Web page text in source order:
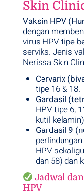
Skin
Vaksin HPV
dengan
virus HPV tipe
serviks. Jenis
Nerissa Skin
Cervarix
tipe 16 & 18.
Gardasil
HPV tipe 6,
kutil
Gardasil 9
HPV
dan 58) dan
Jadwal
HPV